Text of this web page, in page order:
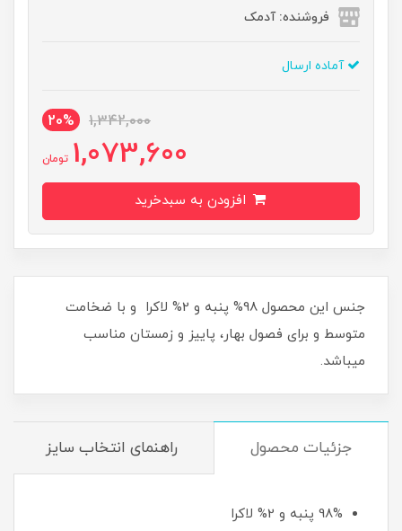
فروشنده: آدمک
آماده ارسال
1,342,000
20%
1,073,600 تومان
جنس این محصول 98% پنبه و 2% لاکرا و با ضخامت
متوسط و برای فصول بهار، پاییز و زمستان مناسب
میباشد.
جزئیات محصول راهنمای انتخاب سایز
98% پنبه و 2% لاکرا